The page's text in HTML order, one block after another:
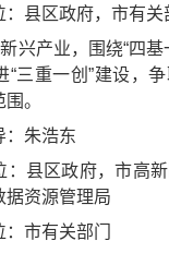
县区政府，市有关
兴产业，围绕“四
“三重一创”建设，
。
：朱浩东
：县区政府，市高
据资源管理局
市有关部门